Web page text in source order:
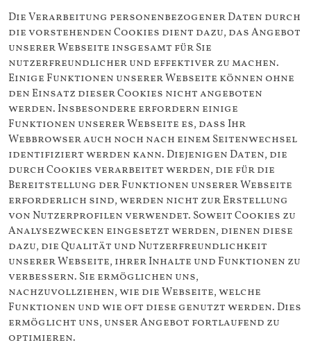
Die Verarbeitung personenbezogener Daten durch
die vorstehenden Cookies dient dazu, das Angebot
unserer Webseite insgesamt für Sie
nutzerfreundlicher und effektiver zu machen.
Einige Funktionen unserer Webseite können ohne
den Einsatz dieser Cookies nicht angeboten
werden. Insbesondere erfordern einige
Funktionen unserer Webseite es, dass Ihr
Webbrowser auch noch nach einem Seitenwechsel
identifiziert werden kann. Diejenigen Daten, die
durch Cookies verarbeitet werden, die für die
Bereitstellung der Funktionen unserer Webseite
erforderlich sind, werden nicht zur Erstellung
von Nutzerprofilen verwendet. Soweit Cookies zu
Analysezwecken eingesetzt werden, dienen diese
dazu, die Qualität und Nutzerfreundlichkeit
unserer Webseite, ihrer Inhalte und Funktionen zu
verbessern. Sie ermöglichen uns,
nachzuvollziehen, wie die Webseite, welche
Funktionen und wie oft diese genutzt werden. Dies
ermöglicht uns, unser Angebot fortlaufend zu
optimieren.